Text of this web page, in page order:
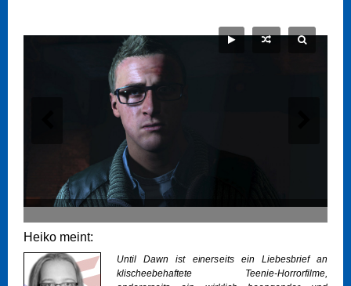
Heiko meint:
Until Dawn ist einerseits ein Liebesbrief an
klischeebehaftete Teenie-Horrorfilme,